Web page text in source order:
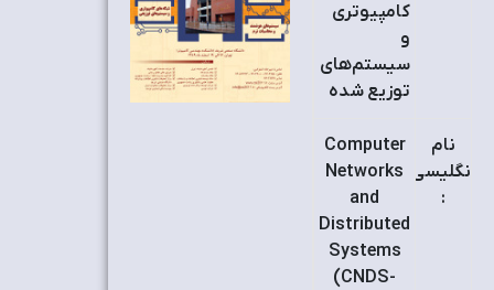
کامپیوتری
و
سیستم‌های
توزیع شده
نام
انگلیسی
:
Computer
Networks
and
Distributed
Systems
(CNDS-